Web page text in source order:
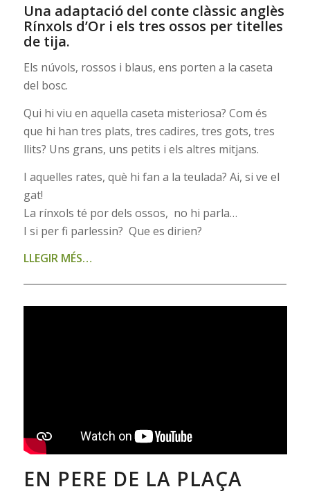
Una adaptació del conte clàssic anglès
Rínxols d’Or i els tres ossos per titelles
de tija.
Els núvols, rossos i blaus, ens porten a la caseta
del bosc.
Qui hi viu en aquella caseta misteriosa? Com és
que hi han tres plats, tres cadires, tres gots, tres
llits? Uns grans, uns petits i els altres mitjans.
I aquelles rates, què hi fan a la teulada? Ai, si ve el
gat!
La rínxols té por dels ossos, no hi parla…
I si per fi parlessin? Que es dirien?
LLEGIR MÉS…
EN PERE DE LA PLAÇA